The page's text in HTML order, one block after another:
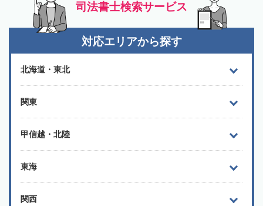
司法書士検索サービス
対応エリアから探す
北海道・東北
関東
甲信越・北陸
東海
関西